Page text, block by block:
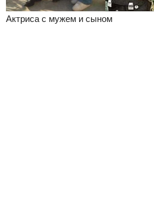
Актриса с мужем и сыном